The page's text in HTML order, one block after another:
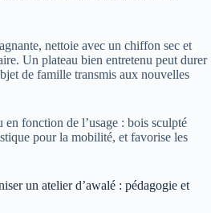
nettoie avec un chiffon sec et
Un plateau bien entretenu peut durer
de famille transmis aux nouvelles
fonction de l’usage : bois sculpté
pour la mobilité, et favorise les
un atelier d’awalé : pédagogie et